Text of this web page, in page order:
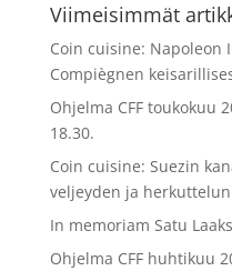
Viimeisimmät
Coin cuisine: Napoleon
Compiègnen
Ohjelma CFF toukokuu
18.30.
Coin cuisine: Suezin
veljeyden ja
In memoriam Satu
Ohjelma CFF huhtikuu